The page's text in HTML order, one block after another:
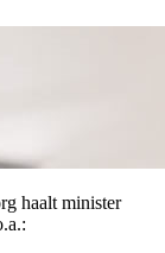
haalt minister